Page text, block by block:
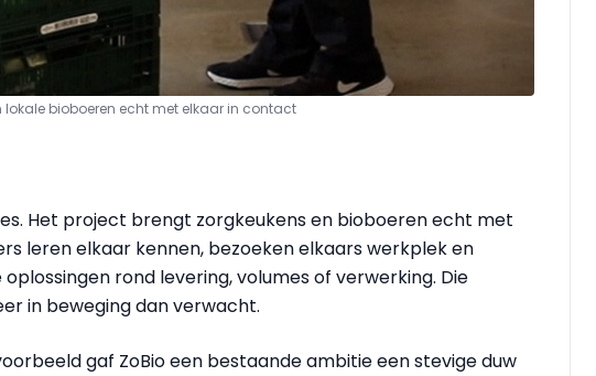
lokale bioboeren echt met elkaar in contact
Het project brengt zorgkeukens en bioboeren echt met
leren elkaar kennen, bezoeken elkaars werkplek en
rond levering, volumes of verwerking. Die
in beweging dan verwacht.
gaf ZoBio een bestaande ambitie een stevige duw